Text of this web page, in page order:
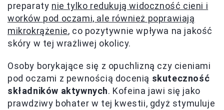
preparaty nie tylko redukują widoczność cieni i
worków pod oczami, ale również poprawiają
mikrokrążenie, co pozytywnie wpływa na jakość
skóry w tej wrażliwej okolicy.
Osoby borykające się z opuchlizną czy cieniami
pod oczami z pewnością docenią skuteczność
składników aktywnych. Kofeina jawi się jako
prawdziwy bohater w tej kwestii, gdyż stymuluje